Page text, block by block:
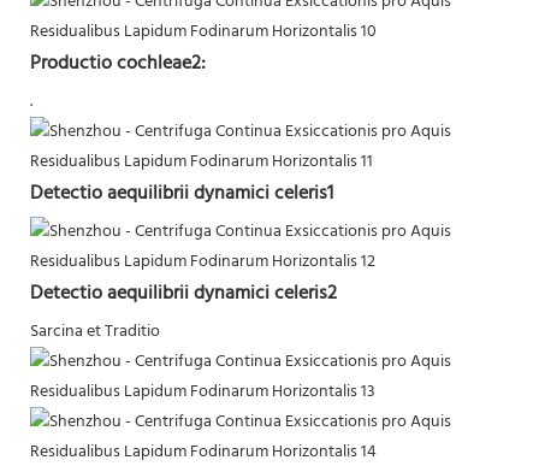
Productio cochleae2:
.
Detectio aequilibrii dynamici celeris1
Detectio aequilibrii dynamici celeris2
Sarcina et Traditio